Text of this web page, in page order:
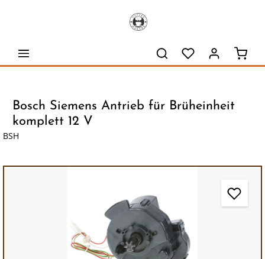
Bosch Siemens Antrieb für Brüheinheit
komplett 12 V
BSH